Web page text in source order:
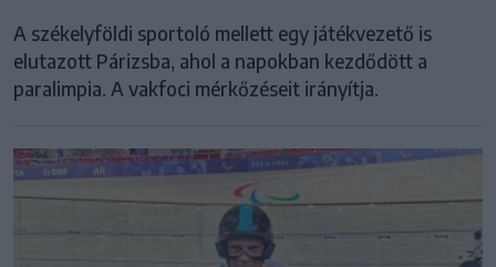
A székelyföldi sportoló mellett egy játékvezető is
elutazott Párizsba, ahol a napokban kezdődött a
paralimpia. A vakfoci mérkőzéseit irányítja.